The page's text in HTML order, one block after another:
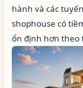
hành và các
shophouse có
ổn định hơn theo